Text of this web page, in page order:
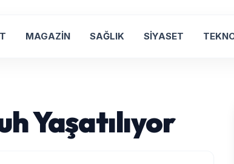
MAGAZİN SAĞLIK SİYASET
Yaşatılıyor